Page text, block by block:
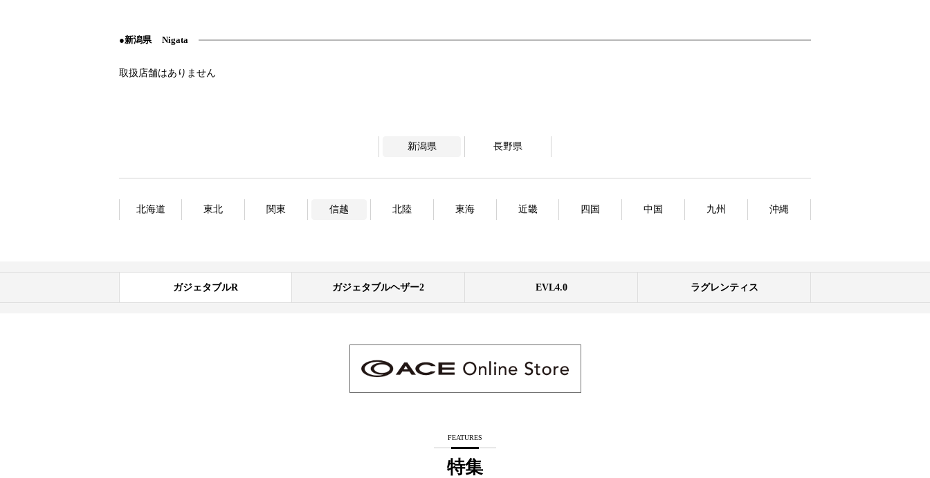
新潟県 Nigata
新潟県 長野県
北海道 東北 関東 信越 北陸 東海 近畿 四国 中国 九州 沖縄
ガジェタブルR ガジェタブルヘザー2 EVL4.0 ラグレンティス
FEATURES
特集